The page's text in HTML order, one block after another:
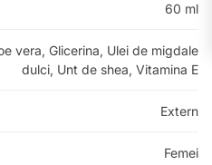
60 ml
vera, Glicerina, Ulei de migdale
dulci, Unt de shea, Vitamina E
Extern
Femei